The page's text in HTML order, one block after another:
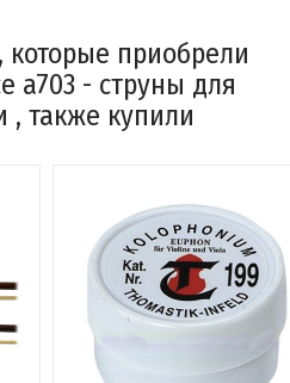
которые приобрели
a703 - струны для
, также купили